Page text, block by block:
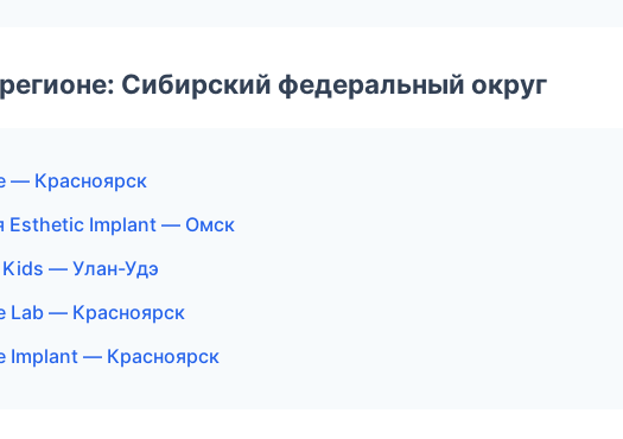
Сибирский федеральный округ
— Красноярск
Esthetic Implant — Омск
Kids — Улан-Удэ
Lab — Красноярск
Implant — Красноярск